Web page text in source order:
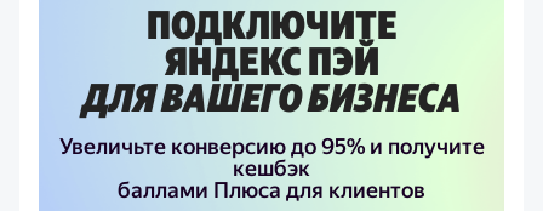
ПОДКЛЮЧИТЕ
ЯНДЕКС ПЭЙ
ДЛЯ ВАШЕГО БИЗНЕСА
Увеличьте конверсию до 95% и получите
кешбэк
баллами Плюса для клиентов